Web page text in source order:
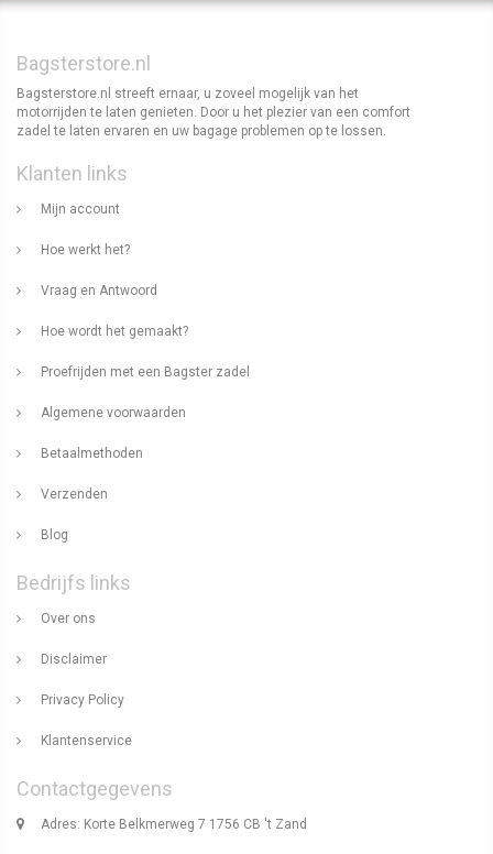
Bagsterstore.nl
Bagsterstore.nl streeft ernaar, u zoveel mogelijk van het
motorrijden te laten genieten. Door u het plezier van een comfort
zadel te laten ervaren en uw bagage problemen op te lossen.
Klanten links
Mijn account
Hoe werkt het?
Vraag en Antwoord
Hoe wordt het gemaakt?
Proefrijden met een Bagster zadel
Algemene voorwaarden
Betaalmethoden
Verzenden
Blog
Bedrijfs links
Over ons
Disclaimer
Privacy Policy
Klantenservice
Contactgegevens
Adres: Korte Belkmerweg 7 1756 CB 't Zand